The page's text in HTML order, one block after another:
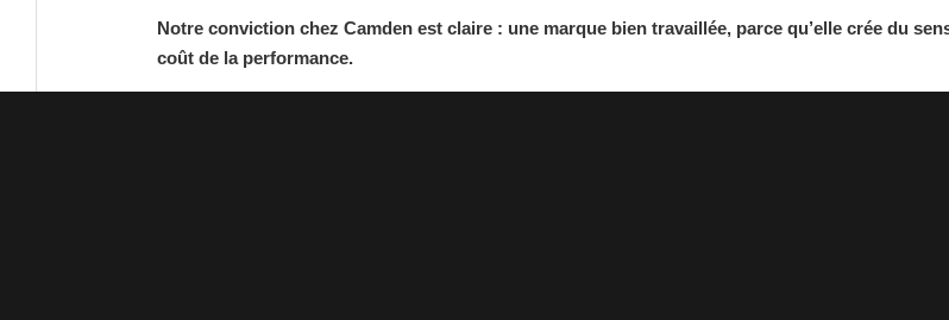
Notre conviction chez Camden est claire : une marque bien travaillée, parce qu’elle crée du
coût de la performance.